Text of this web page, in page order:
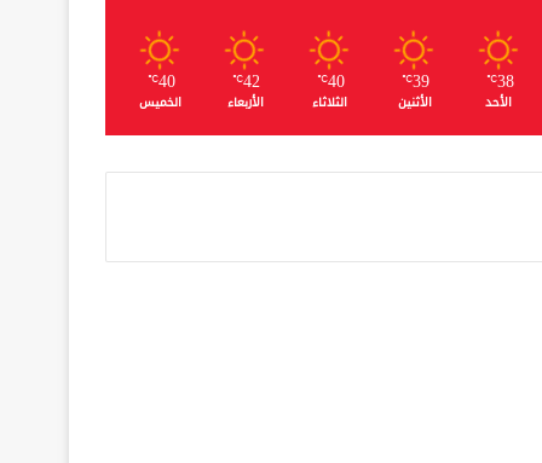
38
℃
الأحد
39
℃
الأثنين
40
℃
الثلاثاء
42
℃
الأربعاء
40
℃
الخميس